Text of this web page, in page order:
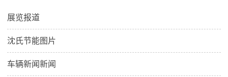
展览报道
沈氏节能图片
车辆新闻新闻